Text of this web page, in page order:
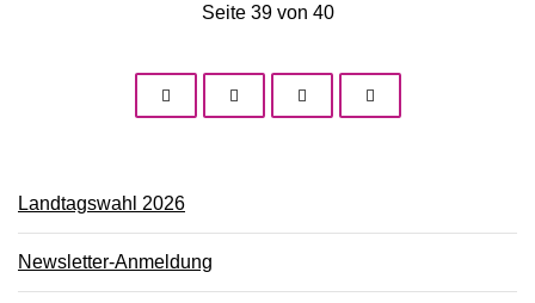
Seite 39 von 40
Landtagswahl 2026
Newsletter-Anmeldung